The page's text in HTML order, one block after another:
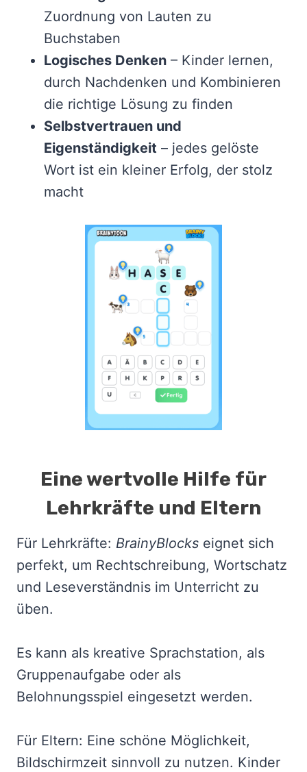
Zuordnung von Lauten zu
Buchstaben
Logisches Denken – Kinder lernen,
durch Nachdenken und Kombinieren
die richtige Lösung zu finden
Selbstvertrauen und
Eigenständigkeit – jedes gelöste
Wort ist ein kleiner Erfolg, der stolz
macht
Eine wertvolle Hilfe für
Lehrkräfte und Eltern
Für Lehrkräfte: BrainyBlocks eignet sich
perfekt, um Rechtschreibung, Wortschatz
und Leseverständnis im Unterricht zu
üben.
Es kann als kreative Sprachstation, als
Gruppenaufgabe oder als
Belohnungsspiel eingesetzt werden.
Für Eltern: Eine schöne Möglichkeit,
Bildschirmzeit sinnvoll zu nutzen. Kinder